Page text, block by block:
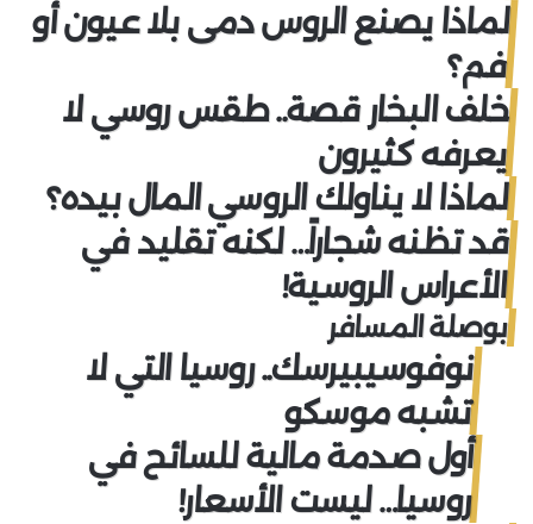
لماذا يصنع الروس دمى بلا عيون أو
فم؟
خلف البخار قصة.. طقس روسي لا
يعرفه كثيرون
لماذا لا يناولك الروسي المال بيده؟
قد تظنه شجاراً… لكنه تقليد في
الأعراس الروسية!
بوصلة المسافر
نوفوسيبيرسك.. روسيا التي لا
تشبه موسكو
أول صدمة مالية للسائح في
روسيا… ليست الأسعار!